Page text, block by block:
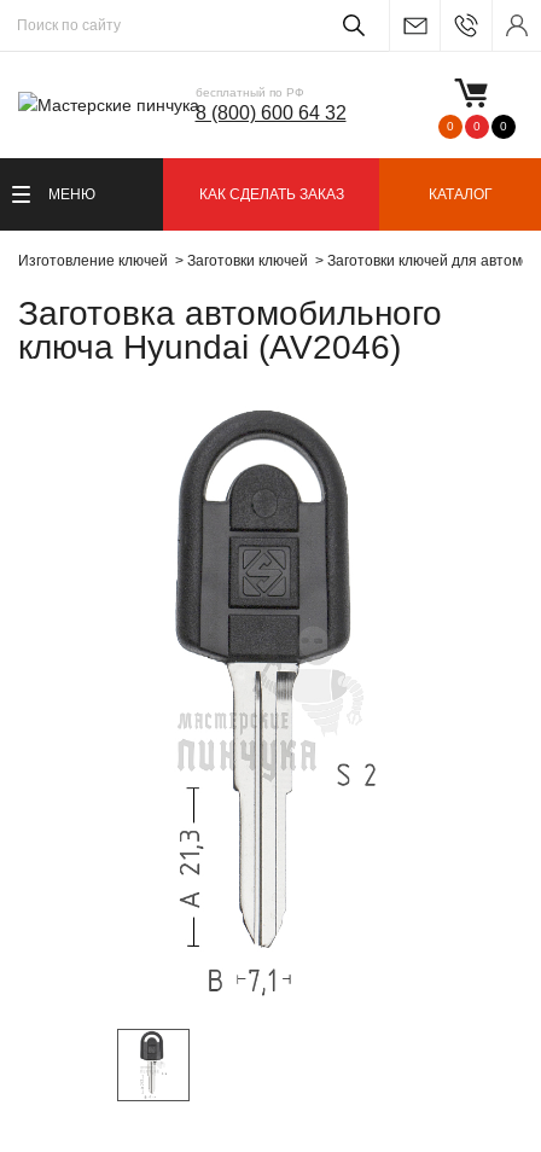
бесплатный по РФ
8 (800) 600 64 32
0 0 0
МЕНЮ КАК СДЕЛАТЬ ЗАКАЗ КАТАЛОГ
Изготовление ключей Заготовки ключей Заготовки ключей для
Заготовка автомобильного
ключа Hyundai (AV2046)